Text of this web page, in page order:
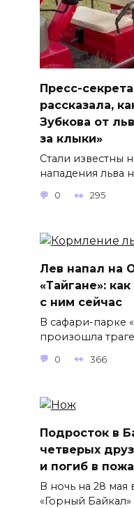
Пресс-
рассказала,
Зубкова от
за клыки»
Стали известны
нападения льва
0 295
Лев напал на
«Тайгане»:
с ним сейчас
В сафари-парке
произошла
0 366
Подросток в
четверых
и погиб в
В ночь на 28 мая
«Горный Байкал»